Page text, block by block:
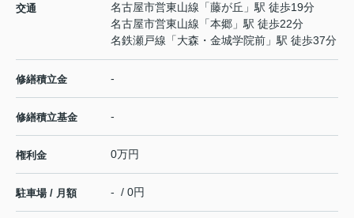
交通 名古屋市営東山線 「藤が丘 」駅 徒歩19分
名古屋市営東山線 「本郷 」駅 徒歩22分
名鉄瀬戸線 「大森・金城学院前 」駅 徒歩37分
修繕積立金 -
修繕積立基金 -
権利金 0万円
駐車場 / 月額 - / 0円